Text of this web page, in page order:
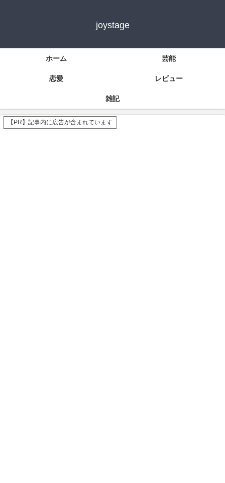
joystage
ホーム 芸能
恋愛 レビュー
雑記
【PR】記事内に広告が含まれています